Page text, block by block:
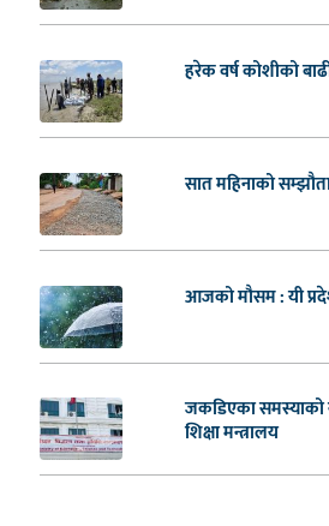
हरेक वर्ष कोशीको
सात महिनाको
आजको मौसम : यी
जकडिएका समस्याको
शिक्षा मन्त्रालय